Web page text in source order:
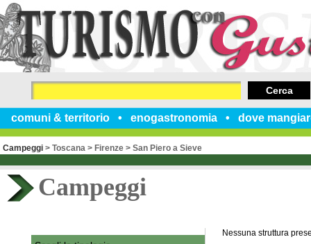
comuni & territorio enogastronomia dove
Cerca
Campeggi > Toscana > Firenze > San Piero a Sieve
Campeggi
Nessuna struttura